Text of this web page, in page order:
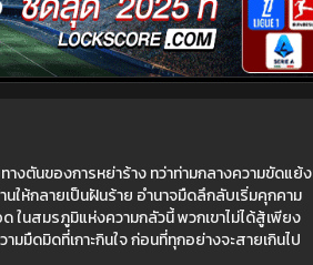
งตันของการหย่าร้าง ทว่าท่ามกลางความขัดแย้ง
ห้กลายเป็นฝันร้าย อำนาจมืดลึกลับเริ่มคุกคาม
ในสมรภูมิแห่งความกลัวนี้ พวกเขาไม่ได้สู้เพียง
ดมิดที่เกาะกินใจ ก่อนที่ทุกอย่างจะสายเกินไป